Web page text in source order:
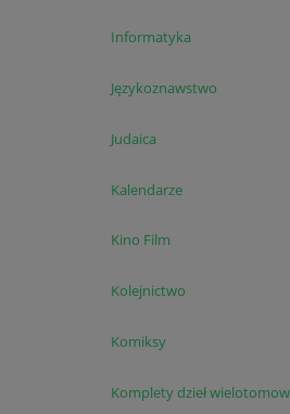
Informatyka
Językoznawstwo
Judaica
Kalendarze
Kino Film
Kolejnictwo
Komiksy
Komplety dzieł